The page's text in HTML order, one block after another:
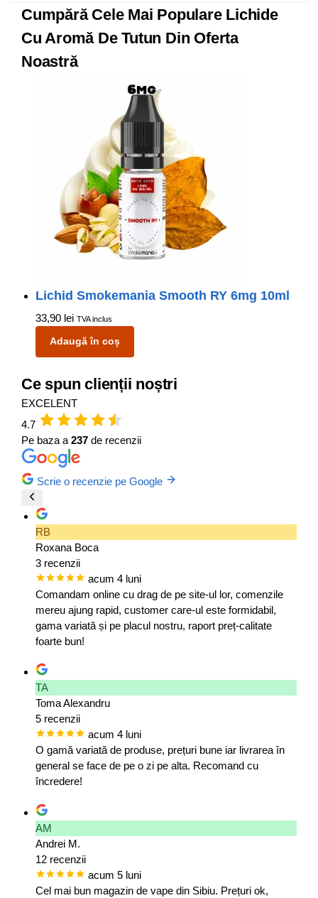
Cumpără Cele Mai Populare Lichide
Cu Aromă De Tutun Din Oferta
Noastră
Lichid Smokemania Smooth RY 6mg 10ml
33,90 lei TVA inclus
Adaugă în coș
Ce spun clienții noștri
EXCELENT
4.7
Pe baza a 237 de recenzii
Scrie o recenzie pe Google
RB
Roxana Boca
3 recenzii
acum 4 luni
Comandam online cu drag de pe site-ul lor, comenzile
mereu ajung rapid, customer care-ul este formidabil,
gama variată și pe placul nostru, raport preț-calitate
foarte bun!
TA
Toma Alexandru
5 recenzii
acum 4 luni
O gamă variată de produse, prețuri bune iar livrarea în
general se face de pe o zi pe alta. Recomand cu
încredere!
AM
Andrei M.
12 recenzii
acum 5 luni
Cel mai bun magazin de vape din Sibiu. Prețuri ok,